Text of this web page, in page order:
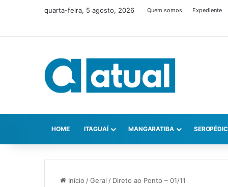
quarta-feira, 5 agosto, 2026 Quem somos Expediente
HOME ITAGUAÍ MANGARATIBA
Início /Geral / Direto ao Ponto – 01/11